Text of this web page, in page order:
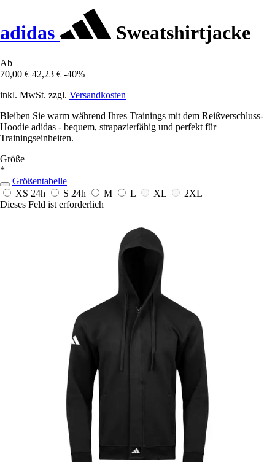
adidas Sweatshirtjacke
Ab
70,00 € 42,23 € -40%
inkl. MwSt. zzgl. Versandkosten
Bleiben Sie warm während Ihres Trainings mit dem Reißverschluss-
Hoodie adidas - bequem, strapazierfähig und perfekt für
Trainingseinheiten.
Größe
*
Größentabelle
XS 24h S 24h M L XL
2XL
Dieses Feld ist erforderlich